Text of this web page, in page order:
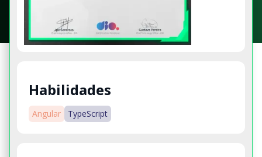
Habilidades
Angular TypeScript